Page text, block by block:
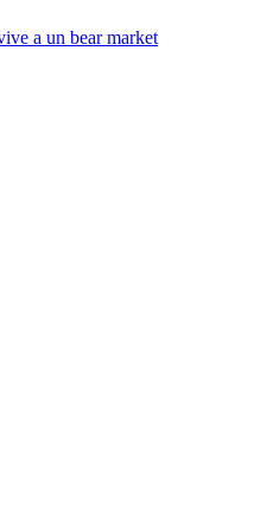
a un bear market